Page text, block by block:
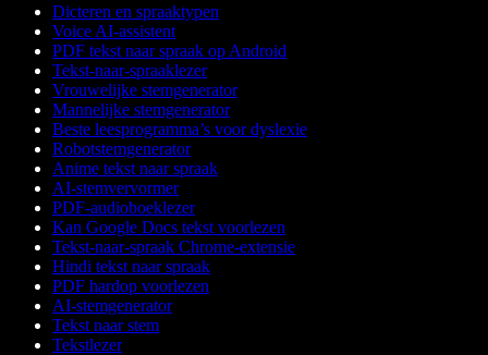
Dicteren en spraaktypen
Voice AI-assistent
PDF tekst naar spraak op Android
Tekst-naar-spraaklezer
Vrouwelijke stemgenerator
Mannelijke stemgenerator
Beste leesprogramma’s voor dyslexie
Robotstemgenerator
Anime tekst naar spraak
AI-stemvervormer
PDF-audioboeklezer
Kan Google Docs tekst voorlezen
Tekst-naar-spraak Chrome-extensie
Hindi tekst naar spraak
PDF hardop voorlezen
AI-stemgenerator
Tekst naar stem
Tekstlezer